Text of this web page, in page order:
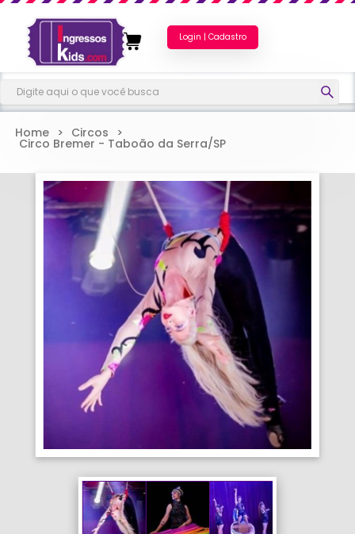
Login | Cadastro
Home > Circos >
Circo Bremer - Taboão da Serra/SP